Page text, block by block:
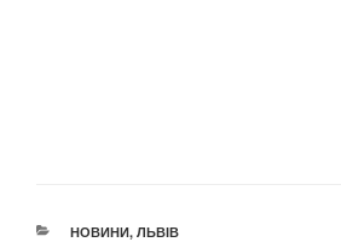
КАТЕГОРІЇ
НОВИНИ, ЛЬВІВ